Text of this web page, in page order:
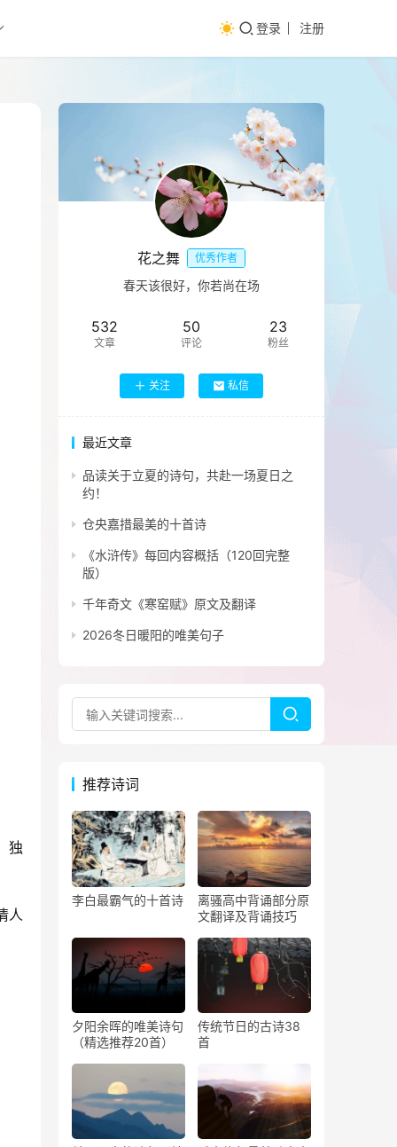
登录 注册
独
人
花之舞 优秀作者
春天该很好，你若尚在场
532
文章
50
评论
23
粉丝
关注 私信
最近文章
品读关于立夏的诗句，共赴一场夏日之
约！
仓央嘉措最美的十首诗
《水浒传》每回内容概括（120回完整
版）
千年奇文《寒窑赋》原文及翻译
2026冬日暖阳的唯美句子
推荐诗词
李白最霸气的十首诗
离骚高中背诵部分原
文翻译及背诵技巧
夕阳余晖的唯美诗句
（精选推荐20首）
传统节日的古诗38
首